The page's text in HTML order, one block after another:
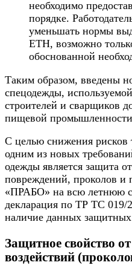
необходимо
порядке.
уменьшать нормы
ЕТН, возможно
обоснованной
Таким образом, введены
спецодежды,
строителей и сварщиков
пищевой
С целью снижения рисков
одним из новых
одежды является защита
повреждений, проколов и
«ПРАБО» на всю летнюю
декларация по ТР ТС 019/
наличие данных защитных
Защитное свойство
воздействий